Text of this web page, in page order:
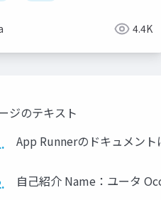
4.4K
ジのテキスト
App Runnerのドキュメン
自己紹介 Name：ユータ